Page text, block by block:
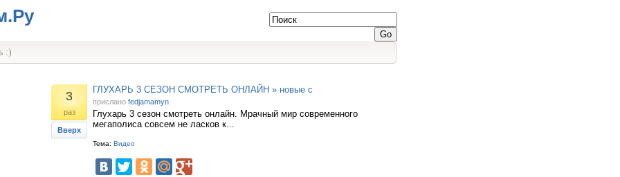
:)
3
раз
Вверх
ГЛУХАРЬ 3 СЕЗОН СМОТРЕТЬ ОНЛАЙН » новые с
прислано fedjamamyn
Глухарь 3 сезон смотреть онлайн. Мрачный мир современного
мегаполиса совсем не ласков к...
Тема: Видео